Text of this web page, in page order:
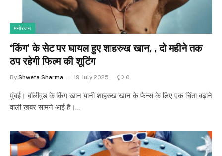
मनोरंजन
‘किंग’ के सेट पर घायल हुए शाहरुख खान, , दो महीने तक
ठप रहेगी फिल्म की शूटिंग
By Shweta Sharma 19 July 2025 0
मुंबई। बॉलीवुड के किंग खान यानी शाहरुख खान के फैन्स के लिए एक चिंता बढ़ाने
वाली खबर सामने आई है।…